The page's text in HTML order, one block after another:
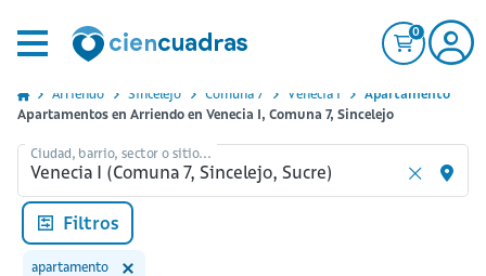
0
Arriendo Sincelejo Comuna 7 Venecia I
Apartamento
Apartamentos en Arriendo en Venecia I, Comuna 7, Sincelejo
Ciudad, barrio, sector o sitio...
Filtros
apartamento